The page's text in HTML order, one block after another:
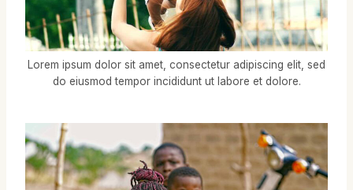
Lorem ipsum dolor sit amet, consectetur adipiscing elit, sed
do eiusmod tempor incididunt ut labore et dolore.